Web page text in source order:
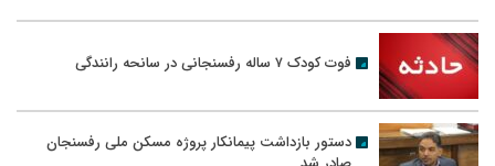
فوت کودک ۷ ساله رفسنجانی در سانحه رانندگی
دستور بازداشت پیمانکار پروژه مسکن ملی رفسنجان